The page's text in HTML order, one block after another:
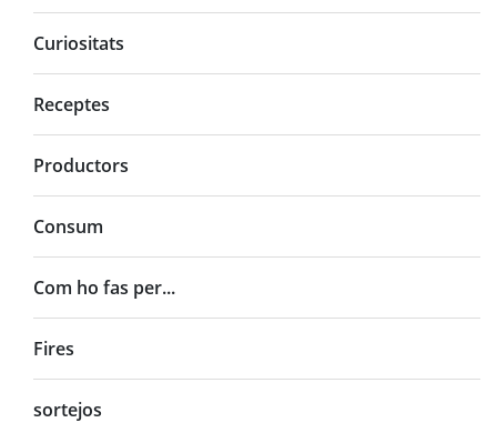
Curiositats
Receptes
Productors
Consum
Com ho fas per...
Fires
sortejos